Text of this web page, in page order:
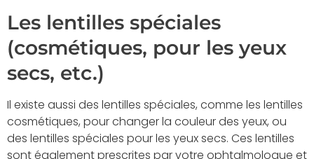
Les lentilles spéciales
(cosmétiques, pour les yeux
secs, etc.)
Il existe aussi des lentilles spéciales, comme les lentilles
cosmétiques, pour changer la couleur des yeux, ou
des lentilles spéciales pour les yeux secs. Ces lentilles
sont également prescrites par votre ophtalmologue et